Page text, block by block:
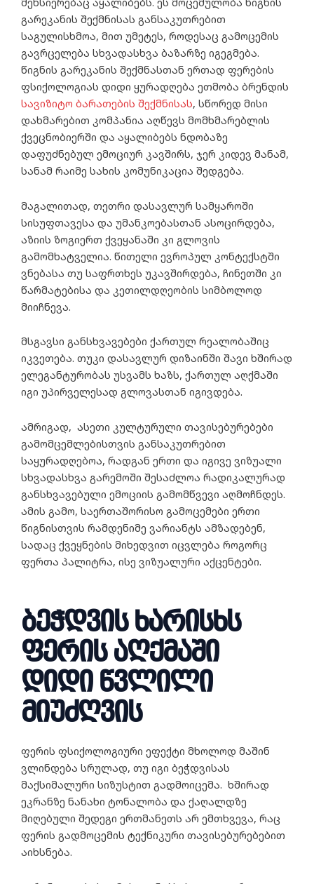
გარეკანის შექმნისას განსაკუთრებით
საგულისხმოა, მით უმეტეს, როდესაც გამოცემის
გავრცელება სხვადასხვა ბაზარზე იგეგმება.
წიგნის გარეკანის შექმნასთან ერთად ფერების
ფსიქოლოგიას დიდი ყურადღება ეთმობა ბრენდის
სავიზიტო ბარათების შექმნისას, სწორედ მისი
დახმარებით კომპანია აღწევს მომხმარებლის
ქვეცნობიერში და აყალიბებს ნდობაზე
დაფუძნებულ ემოციურ კავშირს, ჯერ კიდევ მანამ,
სანამ რაიმე სახის კომუნიკაცია შედგება.
მაგალითად, თეთრი დასავლურ სამყაროში
სისუფთავესა და უმანკოებასთან ასოცირდება,
აზიის ზოგიერთ ქვეყანაში კი გლოვის
გამომხატველია. წითელი ევროპულ კონტექსტში
ვნებასა თუ საფრთხეს უკავშირდება, ჩინეთში კი
წარმატებისა და კეთილდღეობის სიმბოლოდ
მიიჩნევა.
მსგავსი განსხვავებები ქართულ რეალობაშიც
იკვეთება. თუკი დასავლურ დიზაინში შავი ხშირად
ელეგანტურობას უსვამს ხაზს, ქართულ აღქმაში
იგი უპირველესად გლოვასთან იგივდება.
ამრიგად, ასეთი კულტურული თავისებურებები
გამომცემლებისთვის განსაკუთრებით
საყურადღებოა, რადგან ერთი და იგივე ვიზუალი
სხვადასხვა გარემოში შესაძლოა რადიკალურად
განსხვავებული ემოციის გამომწვევი აღმოჩნდეს.
ამის გამო, საერთაშორისო გამოცემები ერთი
წიგნისთვის რამდენიმე ვარიანტს ამზადებენ,
სადაც ქვეყნების მიხედვით იცვლება როგორც
ფერთა პალიტრა, ისე ვიზუალური აქცენტები.
ბეჭდვის ხარისხს
ფერის აღქმაში
დიდი წვლილი
მიუძღვის
ფერის ფსიქოლოგიური ეფექტი მხოლოდ მაშინ
ვლინდება სრულად, თუ იგი ბეჭდვისას
მაქსიმალური სიზუსტით გადმოიცემა. ხშირად
ეკრანზე ნანახი ტონალობა და ქაღალდზე
მიღებული შედეგი ერთმანეთს არ ემთხვევა, რაც
ფერის გადმოცემის ტექნიკური თავისებურებებით
აიხსნება.